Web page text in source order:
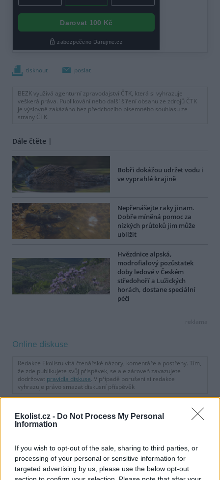
Ekolist.cz - Do Not Process My Personal
Information
If you wish to opt-out of the sale, sharing to third parties, or
processing of your personal or sensitive information for
targeted advertising by us, please use the below opt-out
tisknout poslat
BEZK využívá agenturní zpravodajství ČTK, která si vyhrazuje
veškerá práva. Publikování nebo další šíření obsahu ze zdrojů ČTK
je výslovně zakázáno bez předchozího písemného souhlasu ze
strany ČTK.
Dále čtěte |
Bobři dokážou udržet vodu i
ve vyprahlé krajině
Nepřenášejte raky jinam.
Dobře míněná pomoc za
nízkých průtoků jim může
ublížit
Hvězdnice alpská,
modrofialový pozůstatek
doby ledové v Českém
středohoří a Lužických
horách, dostane speciální
péči
reklama
Online diskuse
Redakce Ekolistu vítá čtenářské názory, komentáře a postřehy. Tím,
že zde publikujete svůj příspěvek, se ale zároveň zavazujete
dodržovat pravidla diskuse. V případě porušení si redakce
vyhrazuje právo smazat diskusní příspěvěk
DO DISKUZE SE MŮŽETE ZAPOJIT PO PŘIHLÁŠENÍ
Heslo